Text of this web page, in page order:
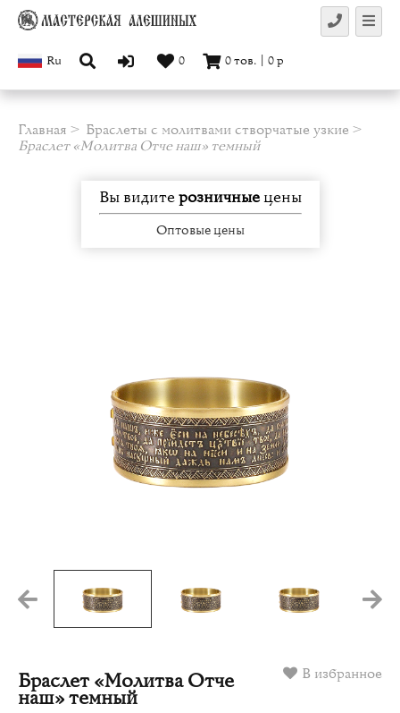
Ru 0 0тов. 0р
Главная
Браслеты с молитвами створчатые узкие
Браслет «Молитва Отче наш» темный
Вы видитерозничныецены
Оптовые цены
В избранное
Браслет «Молитва Отче
наш» темный